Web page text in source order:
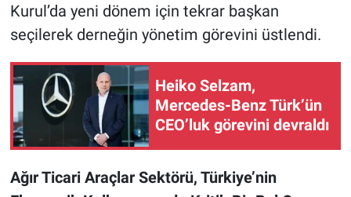
Kurul’da yeni dönem için tekrar başkan
seçilerek derneğin yönetim görevini üstlendi.
Heiko Selzam,
Mercedes-Benz Türk’ün
CEO’luk görevini devraldı
Ağır Ticari Araçlar Sektörü, Türkiye’nin